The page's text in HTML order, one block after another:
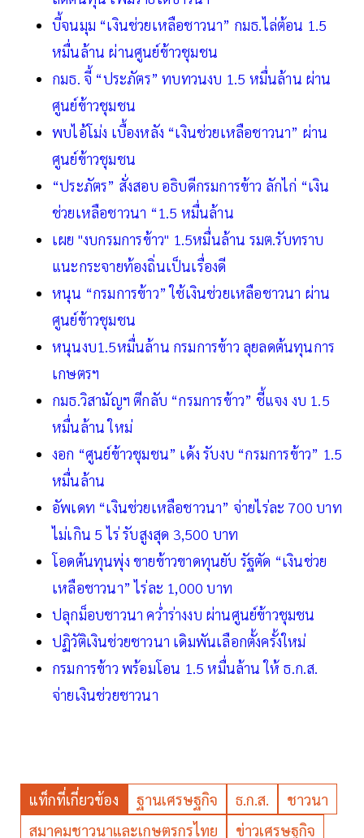
บี้จนมุม “เงินช่วยเหลือชาวนา” กมธ.ไล่ต้อน 1.5
หมื่นล้าน ผ่านศูนย์ข้าวชุมชน
กมธ. จี้ “ประภัตร” ทบทวนงบ 1.5 หมื่นล้าน ผ่าน
ศูนย์ข้าวชุมชน
พบไอ้โม่ง เบื้องหลัง “เงินช่วยเหลือชาวนา” ผ่าน
ศูนย์ข้าวชุมชน
“ประภัตร” สั่งสอบ อธิบดีกรมการข้าว ลักไก่ “เงิน
ช่วยเหลือชาวนา “1.5 หมื่นล้าน
เผย "งบกรมการข้าว" 1.5หมื่นล้าน รมต.รับทราบ
แนะกระจายท้องถิ่นเป็นเรื่องดี
หนุน “กรมการข้าว” ใช้เงินช่วยเหลือชาวนา ผ่าน
ศูนย์ข้าวชุมชน
หนุนงบ1.5หมื่นล้าน กรมการข้าว ลุยลดต้นทุนการ
เกษตรฯ
กมธ.วิสามัญฯ ตีกลับ “กรมการข้าว” ชี้แจง งบ 1.5
หมื่นล้าน ใหม่
งอก “ศูนย์ข้าวชุมชน” เด้ง รับงบ “กรมการข้าว” 1.5
หมื่นล้าน
อัพเดท “เงินช่วยเหลือชาวนา” จ่ายไร่ละ 700 บาท
ไม่เกิน 5 ไร่ รับสูงสุด 3,500 บาท
โอดต้นทุนพุ่ง ขายข้าวขาดทุนยับ รัฐตัด “เงินช่วย
เหลือชาวนา” ไร่ละ 1,000 บาท
ปลุกม็อบชาวนา คว่ำร่างงบ ผ่านศูนย์ข้าวชุมชน
ปฏิวัติเงินช่วยชาวนา เดิมพันเลือกตั้งครั้งใหม่
กรมการข้าว พร้อมโอน 1.5 หมื่นล้าน ให้ ธ.ก.ส.
จ่ายเงินช่วยชาวนา
แท็กที่เกี่ยวข้อง ฐานเศรษฐกิจ ธ.ก.ส.
ชาวนา
สมาคมชาวนาและเกษตรกรไทย
ข่าวเศรษฐกิจ